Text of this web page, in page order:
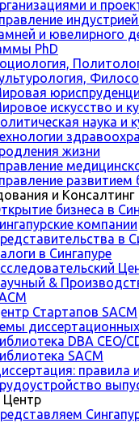
и
и ювелирного
PhD
искусство и
наука и
жизни
развитием
и Консалтинг
бизнеса в
компании
в
в Сингапуре
&
Стартапов SACM
DBA CEO/
SACM
правила